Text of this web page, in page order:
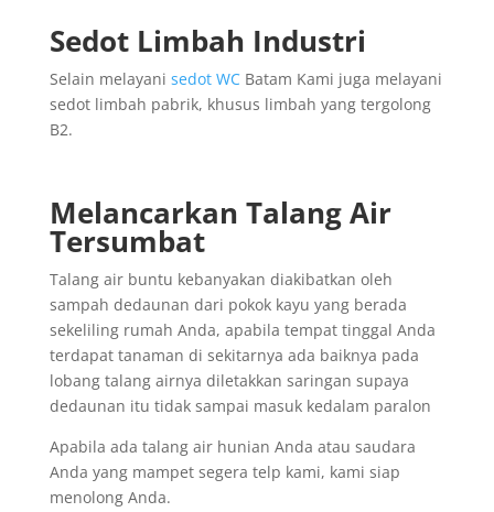
Sedot Limbah Industri
Selain melayani sedot WCBatam Kami juga melayani
sedot limbah pabrik, khusus limbah yang tergolong
B2.
Melancarkan Talang Air
Tersumbat
Talang air buntu kebanyakan diakibatkan oleh
sampah dedaunan dari pokok kayu yang berada
sekeliling rumah Anda, apabila tempat tinggal Anda
terdapat tanaman di sekitarnya ada baiknya pada
lobang talang airnya diletakkan saringan supaya
dedaunan itu tidak sampai masuk kedalam paralon
Apabila ada talang air hunian Anda atau saudara
Anda yang mampet segera telp kami, kami siap
menolong Anda.